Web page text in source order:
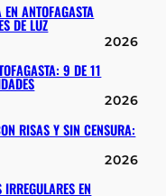
ANTOFAGASTA
DE LUZ
2026
9 DE 11
2026
RISAS Y SIN CENSURA:
2026
EN